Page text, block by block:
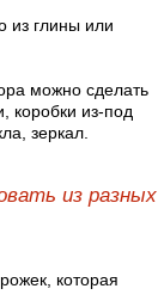
из глины или
можно сделать
коробки из-под
зеркал.
из разных
которая